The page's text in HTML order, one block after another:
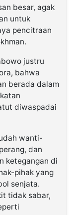
besar, agak
untuk
pencitraan
justru
bahwa
berada dalam
diwaspadai
wanti-
dan
ketegangan di
pihak yang
senjata.
tidak sabar,